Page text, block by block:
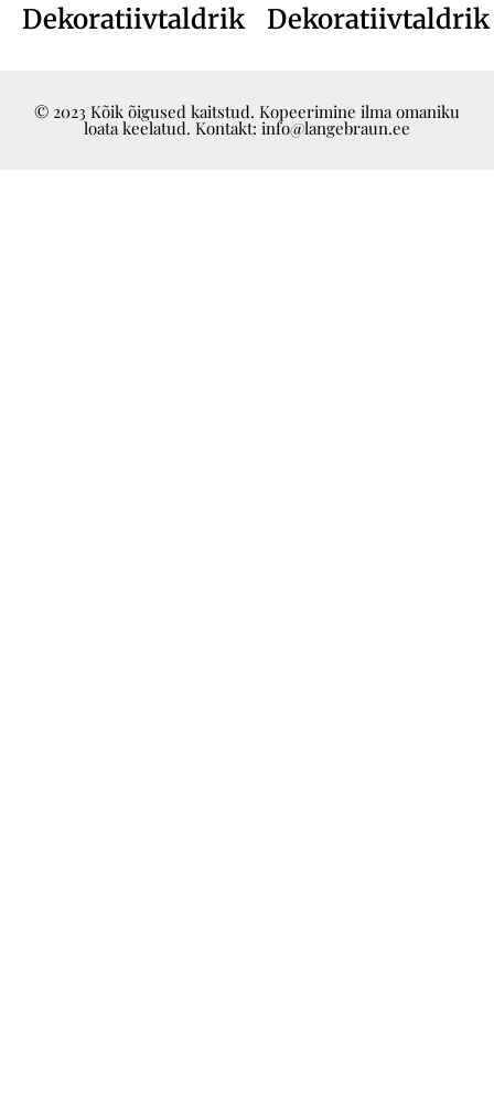
Dekoratiivtaldrik Dekoratiivtaldrik
© 2023 Kõik õigused kaitstud. Kopeerimine ilma omaniku
loata keelatud. Kontakt: info@langebraun.ee